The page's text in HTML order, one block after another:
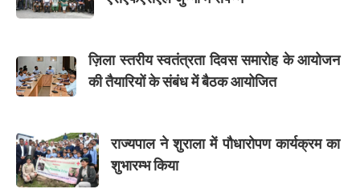
ज़िला स्तरीय स्वतंत्रता दिवस समारोह के आयोजन
की तैयारियों के संबंध में बैठक आयोजित
राज्यपाल ने शुराला में पौधारोपण कार्यक्रम का
शुभारम्भ किया